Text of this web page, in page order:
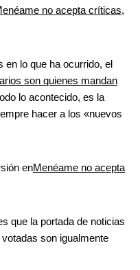
no acepta críticas,
en lo que ha ocurrido, el
son quienes mandan
lo acontecido, es la
hacer a los «nuevos
enMenéame no acepta
que la portada de noticias
son igualmente